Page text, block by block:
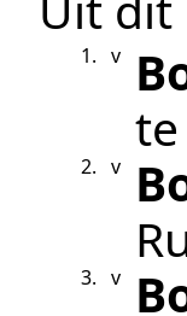
1. v
te
2. v
3. v